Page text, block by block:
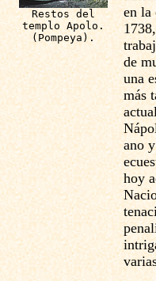
Restos del
templo Apolo.
(Pompeya).
en la
de
una
más
ano
hoy